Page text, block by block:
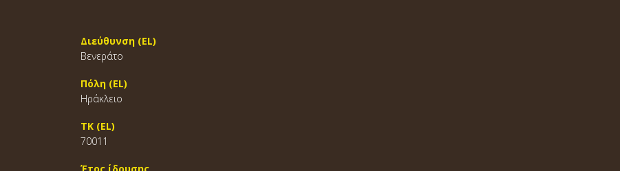
Διεύθυνση (EL)
Βενεράτο
Πόλη (EL)
Ηράκλειο
ΤΚ (EL)
70011